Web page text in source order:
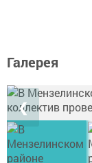
Галерея
❮